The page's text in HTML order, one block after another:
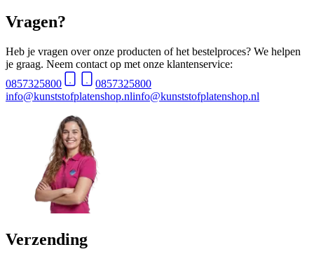
Vragen?
Heb je vragen over onze producten of het bestelproces? We helpen
je graag. Neem contact op met onze klantenservice:
0857325800
0857325800
info@kunststofplatenshop.nlinfo@kunststofplatenshop.nl
Verzending